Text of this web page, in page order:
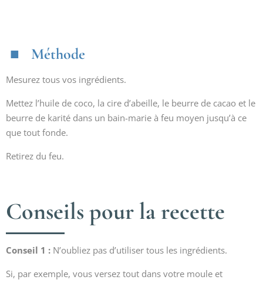
Méthode
Mesurez tous vos ingrédients.
Mettez l’huile de coco, la cire d’abeille, le beurre de cacao et le
beurre de karité dans un bain-marie à feu moyen jusqu’à ce
que tout fonde.
Retirez du feu.
Conseils pour la recette
Conseil 1 : N’oubliez pas d’utiliser tous les ingrédients.
Si, par exemple, vous versez tout dans votre moule et